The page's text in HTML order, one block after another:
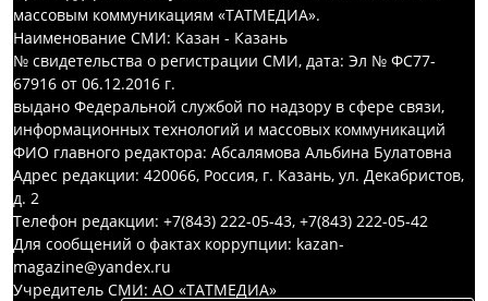
массовым коммуникациям «ТАТМЕДИА».
Наименование СМИ: Казан - Казань
№ свидетельства о регистрации СМИ, дата: Эл № ФС77-
67916 от 06.12.2016 г.
выдано Федеральной службой по надзору в сфере связи,
информационных технологий и массовых коммуникаций
ФИО главного редактора: Абсалямова Альбина Булатовна
Адрес редакции: 420066, Россия, г. Казань, ул. Декабристов,
д. 2
Телефон редакции: +7(843) 222-05-43, +7(843) 222-05-42
Для сообщений о фактах коррупции: kazan-
magazine@yandex.ru
Учредитель СМИ: АО «ТАТМЕДИА»